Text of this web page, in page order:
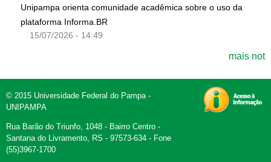
Unipampa orienta comunidade acadêmica sobre o uso da
plataforma Informa.BR
15/07/2026 - 14:49
mais not
© 2015 Universidade Federal do Pampa -
UNIPAMPA
Rua Barão do Triunfo, 1048 - Bairro Centro -
Santana do Livramento, RS - 97573-634 - Fone
(55)3967-1700